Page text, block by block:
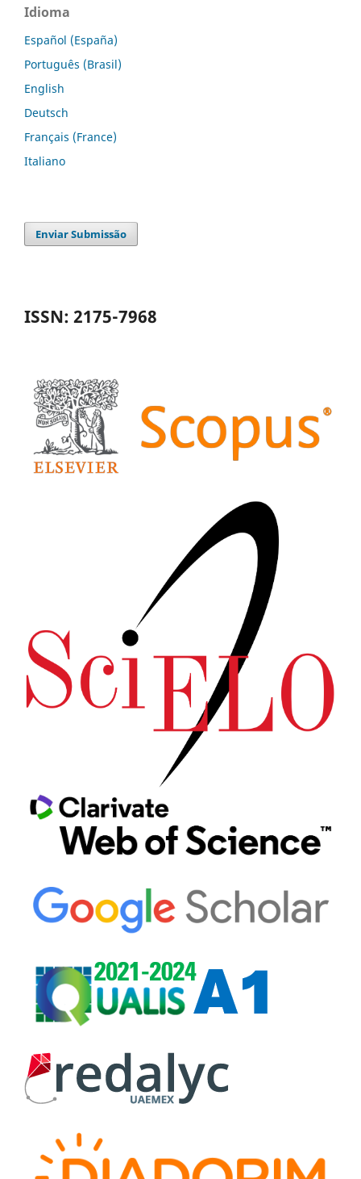
Idioma
Español (España)
Português (Brasil)
English
Deutsch
Français (France)
Italiano
Enviar Submissão
ISSN: 2175-7968